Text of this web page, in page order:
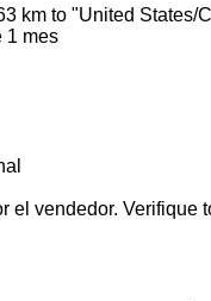
km to "United States/
1 mes
el vendedor. Verifique